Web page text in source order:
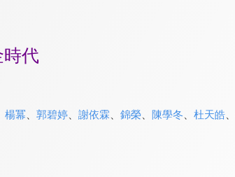
代
楊冪 郭碧婷、 謝依霖 錦榮、 陳學冬 杜天皓、